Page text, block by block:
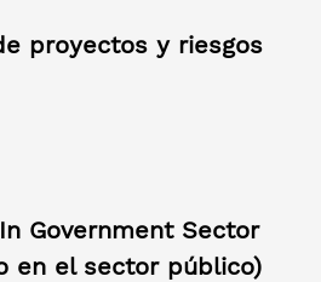
proyectos y riesgos
Government Sector
en el sector público)